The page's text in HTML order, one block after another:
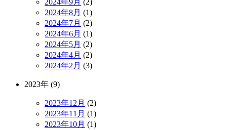
2024年9月 (2)
2024年8月 (1)
2024年7月 (2)
2024年6月 (1)
2024年5月 (2)
2024年4月 (2)
2024年2月 (3)
2023年 (9)
2023年12月 (2)
2023年11月 (1)
2023年10月 (1)